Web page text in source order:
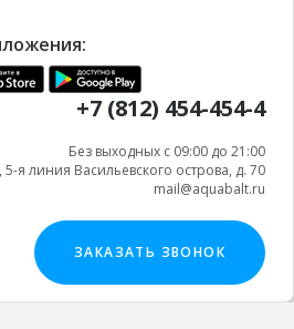
+7 (812) 454-454-4
Без выходных с 09:00 до 21:00
5-я линия Васильевского острова, д. 70
mail@aquabalt.ru
ЗАКАЗАТЬ ЗВОНОК